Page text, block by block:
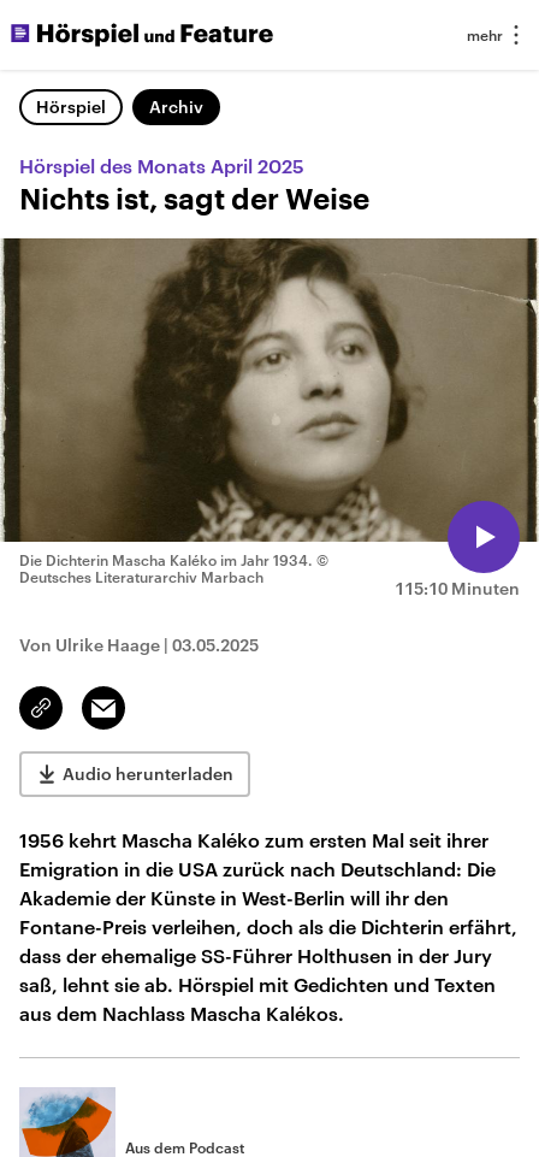
Hörspiel Archiv
Hörspiel des Monats April 2025
Nichts ist, sagt der Weise
115:10 Minuten
Die Dichterin Mascha Kaléko im Jahr 1934. ©
Deutsches Literaturarchiv Marbach
Von Ulrike Haage | 03.05.2025
Link
kopieren/teilen
Email
Audio herunterladen
1956 kehrt Mascha Kaléko zum ersten Mal seit ihrer
Emigration in die USA zurück nach Deutschland: Die
Akademie der Künste in West-Berlin will ihr den
Fontane-Preis verleihen, doch als die Dichterin erfährt,
dass der ehemalige SS-Führer Holthusen in der Jury
saß, lehnt sie ab. Hörspiel mit Gedichten und Texten
aus dem Nachlass Mascha Kalékos.
Aus dem Podcast